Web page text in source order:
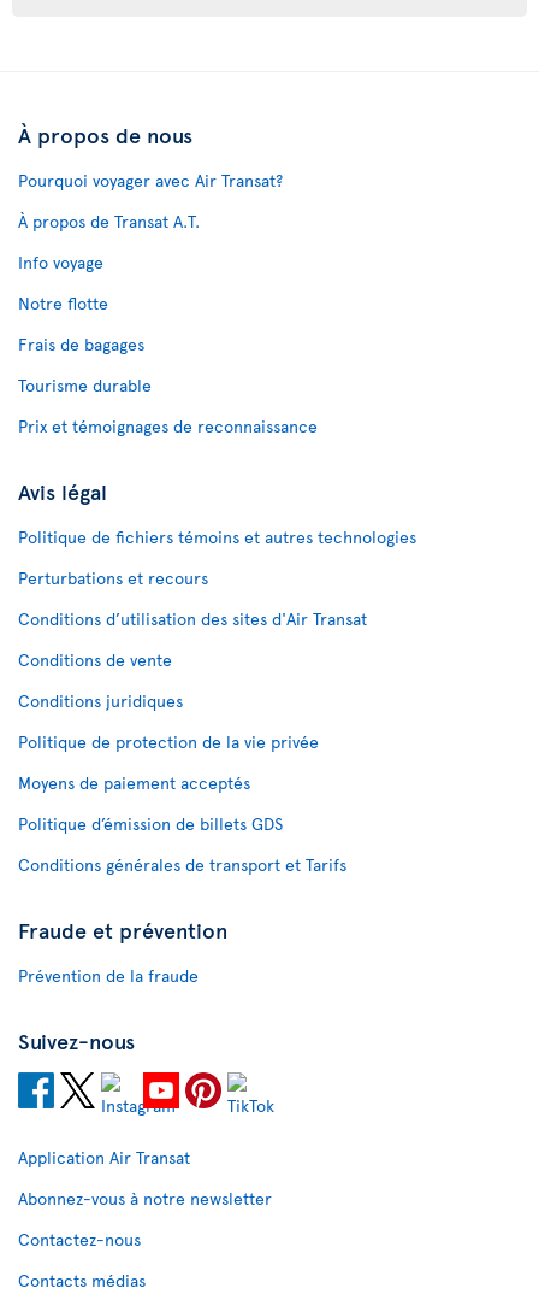
À propos de nous
Pourquoi voyager avec Air Transat?
À propos de Transat A.T.
Info voyage
Notre flotte
Frais de bagages
Tourisme durable
Prix et témoignages de reconnaissance
Avis légal
Politique de fichiers témoins et autres technologies
Perturbations et recours
Conditions d’utilisation des sites d'Air Transat
Conditions de vente
Conditions juridiques
Politique de protection de la vie privée
Moyens de paiement acceptés
Politique d’émission de billets GDS
Conditions générales de transport et Tarifs
Fraude et prévention
Prévention de la fraude
Suivez-nous
Application Air Transat
Abonnez-vous à notre newsletter
Contactez-nous
Contacts médias